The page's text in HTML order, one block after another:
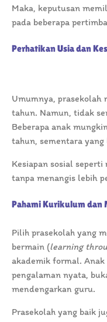
Maka, keputusan
pada beberapa
Perhatikan Usia dan
Umumnya, prasekolah
tahun. Namun, tidak
Beberapa anak
tahun, sementara
Kesiapan sosial
tanpa menangis lebih
Pahami Kurikulum dan
Pilih prasekolah yang
bermain (learning
akademik formal.
pengalaman nyata,
mendengarkan guru.
Prasekolah yang baik